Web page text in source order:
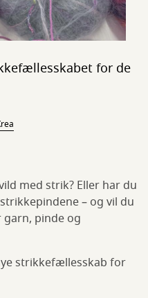
for de
med strik? Eller har du
– og vil du
garn, pinde og
strikkefællesskab for